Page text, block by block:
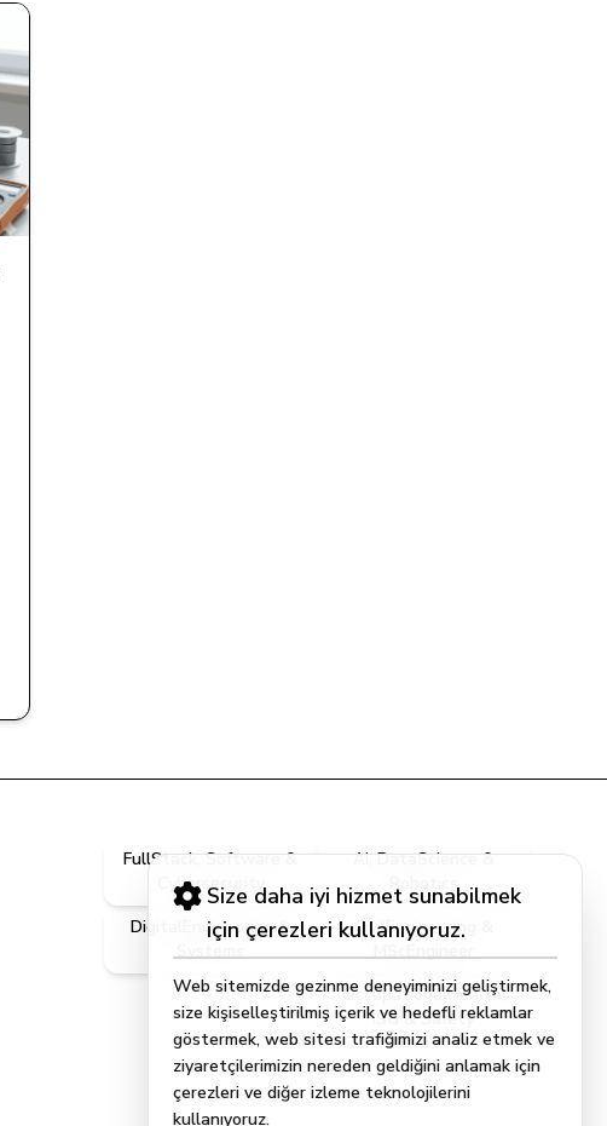
Size daha iyi hizmet sunabilmek
için çerezleri kullanıyoruz.
Web sitemizde gezinme deneyiminizi geliştirmek,
size kişiselleştirilmiş içerik ve hedefli reklamlar
göstermek, web sitesi trafiğimizi analiz etmek ve
ziyaretçilerimizin nereden geldiğini anlamak için
çerezleri ve diğer izleme teknolojilerini
kullanıyoruz.
FullStack, Software &
Cybersecurity
AI, DataScience &
Robotics
DigitalEngineering &
Systems
CivilEngineering &
MScEngineer
OccupationalHealth,
ISG & Safety